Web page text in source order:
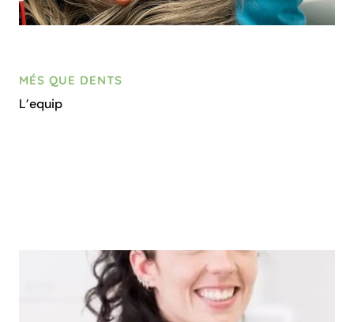
MÉS QUE DENTS
L’equip